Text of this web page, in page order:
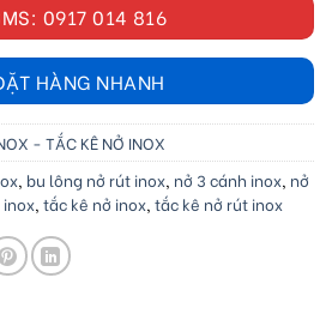
0917 014 816
HÀNG NHANH
- TẮC KÊ NỞ INOX
bu lông nở rút inox nở 3 cánh inox nở
inox tắc kê nở inox tắc kê nở rút inox